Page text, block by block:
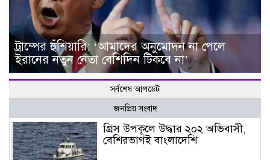
ট্রাম্পের হুঁশিয়ারি: ‘আমাদের অনুমোদন না পেলে
ইরানের নতুন নেতা বেশিদিন টিকবে না’
সর্বশেষ আপডেট
জনপ্রিয় সংবাদ
গ্রিস উপকূলে উদ্ধার ২০২ অভিবাসী,
বেশিরভাগই বাংলাদেশি